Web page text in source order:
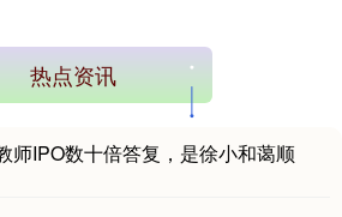
热点资讯
师IPO数十倍答复，是徐小和蔼顺